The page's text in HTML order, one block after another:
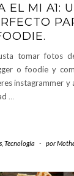
EL MI A1:
tomar fotos
o foodie y
instagrammer
…
Tecnología - por